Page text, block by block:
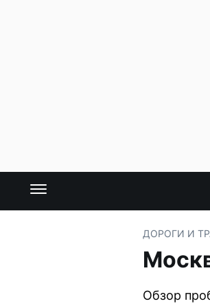
ДОРОГИ И
Обзор